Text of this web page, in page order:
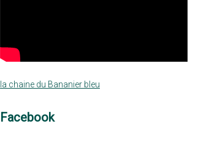
la chaine du Bananier bleu
Facebook